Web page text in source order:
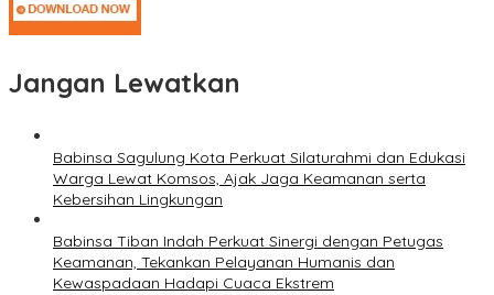
Jangan Lewatkan
Babinsa Sagulung Kota Perkuat Silaturahmi dan Edukasi
Warga Lewat Komsos, Ajak Jaga Keamanan serta
Kebersihan Lingkungan
Babinsa Tiban Indah Perkuat Sinergi dengan Petugas
Keamanan, Tekankan Pelayanan Humanis dan
Kewaspadaan Hadapi Cuaca Ekstrem